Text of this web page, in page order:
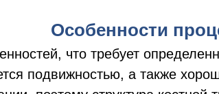
Особенности
что требует
подвижностью, а также